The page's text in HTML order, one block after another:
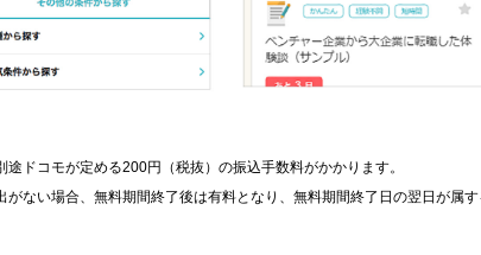
ドコモが定める200円（税抜）の振込手数料がかかります。
ない場合、無料期間終了後は有料となり、無料期間終了日の翌日が属